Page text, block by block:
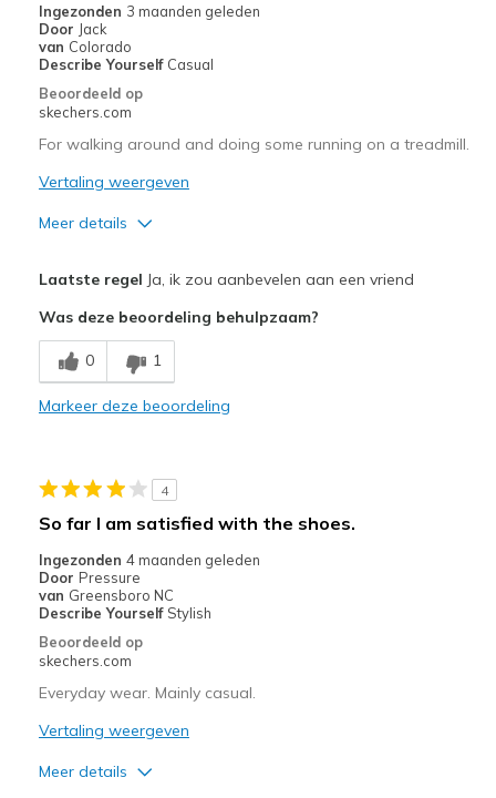
Casual Wear
Width
Feels true to width
Sizing
View On Shoes
Ingezonden 3 maanden geleden
Door Jack
van Colorado
Describe Yourself Casual
Beoordeeld op
skechers.com
For walking around and doing some running on a treadmill.
Vertaling weergeven
Meer details
Breathe Well
Comfortable
Travel
Width
Sizing
View On Shoes
Shoes are for Wearing
Laatste regel Ja, ik zou aanbevelen aan een vriend
Was deze beoordeling behulpzaam?
0 1
Markeer deze beoordeling
4
So far I am satisfied with the shoes.
Ingezonden 4 maanden geleden
Door Pressure
van Greensboro NC
Describe Yourself Stylish
Beoordeeld op
skechers.com
Everyday wear. Mainly casual.
Vertaling weergeven
Meer details